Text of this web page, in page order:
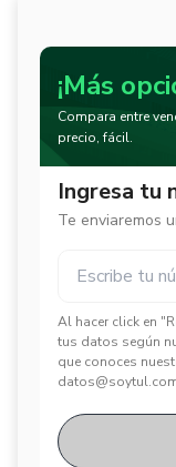
¡Más
Compara entre
precio, fácil.
Ingresa tu
Te enviaremos
Al hacer click en
tus datos según
que conoces